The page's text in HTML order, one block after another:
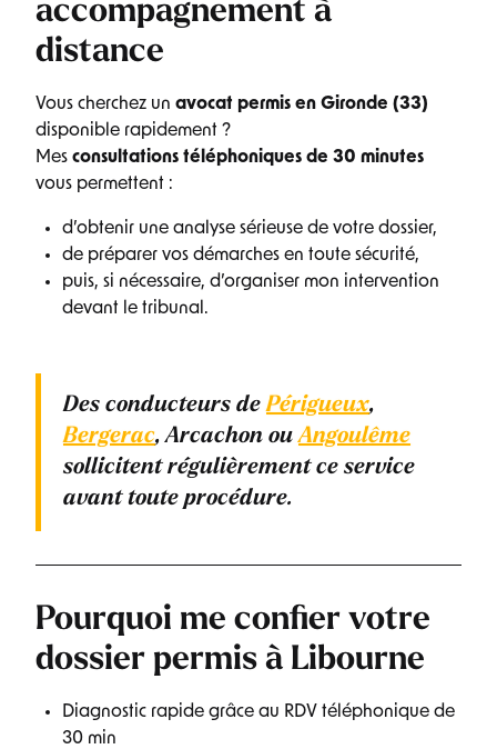
accompagnement à
distance
Vous cherchez un avocat permis en Gironde (33)
disponible rapidement ?
Mes consultations téléphoniques de 30 minutes
vous permettent :
d’obtenir une analyse sérieuse de votre dossier,
de préparer vos démarches en toute sécurité,
puis, si nécessaire, d’organiser mon intervention
devant le tribunal.
Des conducteurs dePérigueux,
Bergerac, Arcachon ouAngoulême
sollicitent régulièrement ce service
avant toute procédure.
Pourquoi me confier votre
dossier permis à Libourne
Diagnostic rapide grâce au RDV téléphonique de
30 min